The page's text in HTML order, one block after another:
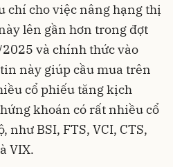
chí cho việc nâng hạng thị
lên gần hơn trong đợt
và chính thức vào
này giúp cầu mua trên
cổ phiếu tăng kịch
khoán có rất nhiều cổ
như BSI, FTS, VCI, CTS,
VIX.